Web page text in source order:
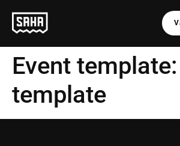
Event template:
template